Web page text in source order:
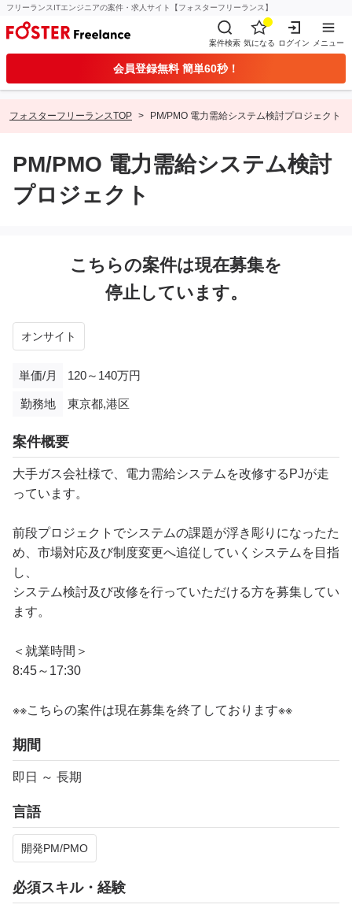
フリーランスITエンジニアの案件・求人サイト【フォスターフリーランス】
案件検索 気になる ログイン メニュー
会員登録無料 簡単60秒！
フォスターフリーランスTOP PM/PMO 電力需給システム検討プロジェクト
PM/PMO 電力需給システム検討
プロジェクト
こちらの案件は現在募集を
停止しています。
オンサイト
単価/月 120～140万円
勤務地 東京都,港区
案件概要
大手ガス会社様で、電力需給システムを改修するPJが走
っています。
前段プロジェクトでシステムの課題が浮き彫りになったた
め、市場対応及び制度変更へ追従していくシステムを目指
し、
システム検討及び改修を行っていただける方を募集してい
ます。
＜就業時間＞
8:45～17:30
※※こちらの案件は現在募集を終了しております※※
期間
即日 ～ 長期
言語
開発PM/PMO
必須スキル・経験